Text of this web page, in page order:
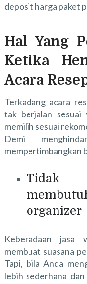
deposit harga paket
Hal Yang
Ketika
Acara
Terkadang acara
tak berjalan sesuai
memilih sesuai
Demi
mempertimbangkan
Tidak
organizer
Keberadaan jasa
membuat suasana
Tapi, bila Anda
lebih sederhana